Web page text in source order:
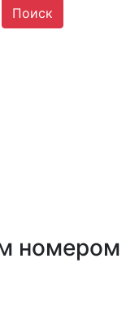
Поиск
номером